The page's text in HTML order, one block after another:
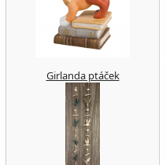
Girlanda ptáček